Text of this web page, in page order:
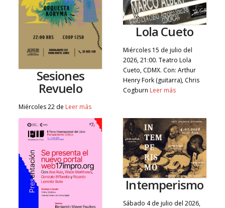
Sesiones
Revuelo
Miércoles 22 de Leer más
Lola Cueto
Miércoles 15 de julio del
2026, 21:00. Teatro Lola
Cueto, CDMX. Con: Arthur
Henry Fork (guitarra), Chris
Cogburn Leer más
Intemperismo
Sábado 4 de julio del 2026,